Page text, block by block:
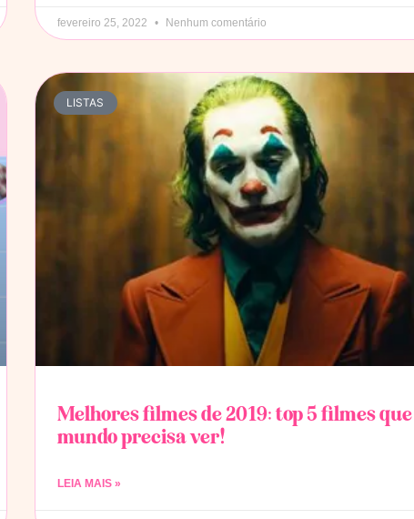
fevereiro 25, 2022 Nenhum comentário
LISTAS
Melhores filmes de 2019: top 5 filmes
mundo precisa ver!
LEIA MAIS »